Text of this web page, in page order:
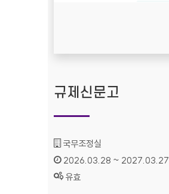
규제신문고
기관명 :
국무조정실
인증기간 :
2026.03.28 ~ 2027.03.27
상태 :
유효